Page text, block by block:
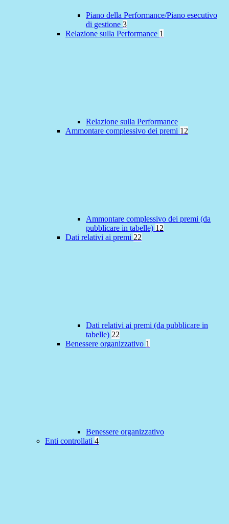
Piano della Performance/Piano esecutivo
di gestione 3
Relazione sulla Performance 1
Relazione sulla Performance
Ammontare complessivo dei premi 12
Ammontare complessivo dei premi (da
pubblicare in tabelle) 12
Dati relativi ai premi 22
Dati relativi ai premi (da pubblicare in
tabelle) 22
Benessere organizzativo 1
Benessere organizzativo
Enti controllati 4